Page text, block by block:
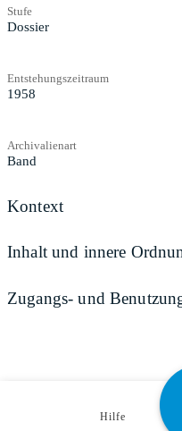
Stufe
Dossier
Entstehungszeitraum
1958
Archivalienart
Band
Kontext
Inhalt und innere
Zugangs- und
Hilfe